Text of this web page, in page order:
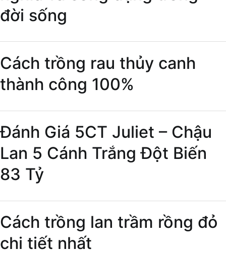
đời sống
Cách trồng rau thủy canh
thành công 100%
Đánh Giá 5CT Juliet – Chậu
Lan 5 Cánh Trắng Đột Biến
83 Tỷ
Cách trồng lan trầm rồng đỏ
chi tiết nhất